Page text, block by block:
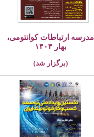
ارتباطات کوانتومی،
بهار ۱۴۰۴
(برگزار شد)